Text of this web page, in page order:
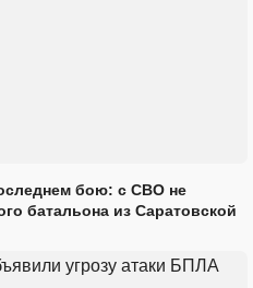
бою: с СВО не
батальона из Саратовской